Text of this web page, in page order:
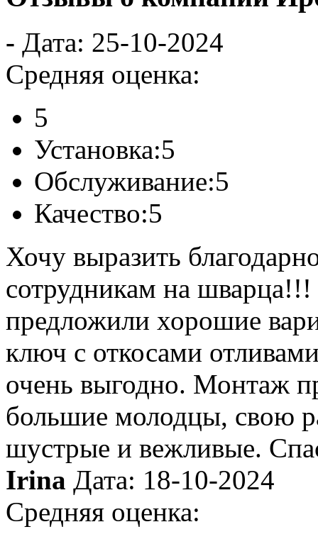
- Дата: 25-10-2024
Средняя оценка:
5
Установка:5
Обслуживание:5
Качество:5
Хочу выразить
сотрудникам на
предложили хорошие
ключ с откосами
очень выгодно. Монтаж
большие молодцы, свою
шустрые и вежливые.
Irina Дата: 18-10-2024
Средняя оценка: